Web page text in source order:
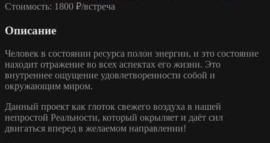
Стоимость: 1800 ₽/встреча
Описание
Человек в состоянии ресурса полон энергии, и это состояние
находит отражение во всех аспектах его жизни. Это
внутреннее ощущение удовлетворенности собой и
окружающим миром.
Данный проект как глоток свежего воздуха в нашей
непростой Реальности, который окрыляет и даёт сил
двигаться вперед в желаемом направлении!